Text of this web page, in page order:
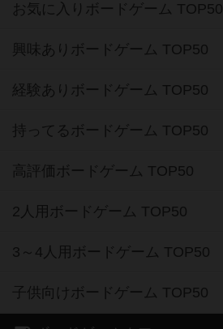
お気に入りボードゲーム TOP50
興味ありボードゲーム TOP50
経験ありボードゲーム TOP50
持ってるボードゲーム TOP50
高評価ボードゲーム TOP50
2人用ボードゲーム TOP50
3～4人用ボードゲーム TOP50
子供向けボードゲーム TOP50